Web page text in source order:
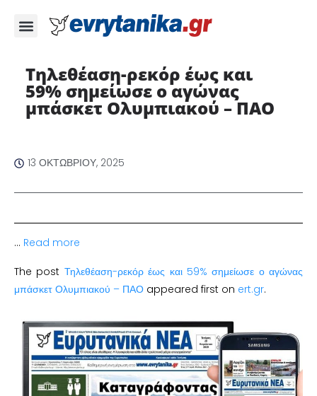
Τηλεθέαση-ρεκόρ έως και
59% σημείωσε ο αγώνας
μπάσκετ Ολυμπιακού – ΠΑΟ
13 ΟΚΤΩΒΡΊΟΥ, 2025
… Read more
The post Τηλεθέαση-ρεκόρ έως και 59% σημείωσε ο αγώνας
μπάσκετ Ολυμπιακού – ΠΑΟ appeared first on ert.gr.